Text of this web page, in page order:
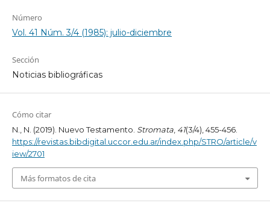
Número
Vol. 41 Núm. 3/4 (1985): julio-diciembre
Sección
Noticias bibliográficas
Cómo citar
N., N. (2019). Nuevo Testamento. Stromata, 41(3/4), 455-456.
https://revistas.bibdigital.uccor.edu.ar/index.php/STRO/article/v
iew/2701
Más formatos de cita